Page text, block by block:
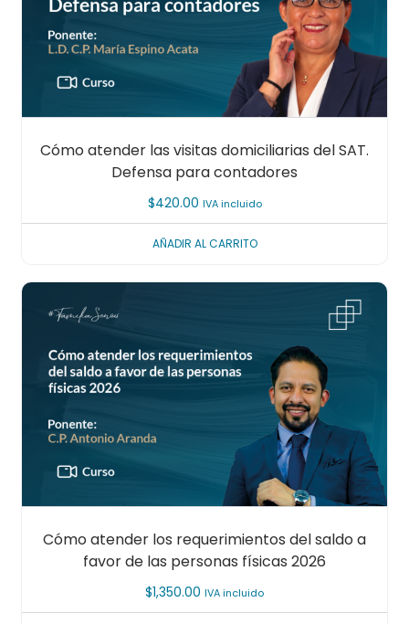
Cómo atender las visitas domiciliarias del SAT.
Defensa para contadores
$420.00 IVA incluido
AÑADIR AL CARRITO
Cómo atender los requerimientos del saldo a
favor de las personas físicas 2026
$1,350.00 IVA incluido